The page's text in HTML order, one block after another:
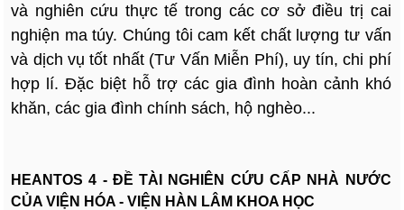
và nghiên cứu thực tế trong các cơ sở điều trị cai
nghiện ma túy. Chúng tôi cam kết chất lượng tư vấn
và dịch vụ tốt nhất (Tư Vấn Miễn Phí), uy tín, chi phí
hợp lí. Đặc biệt hỗ trợ các gia đình hoàn cảnh khó
khăn, các gia đình chính sách, hộ nghèo...
HEANTOS 4 - ĐỀ TÀI NGHIÊN CỨU CẤP NHÀ NƯỚC
CỦA VIỆN HÓA - VIỆN HÀN LÂM KHOA HỌC